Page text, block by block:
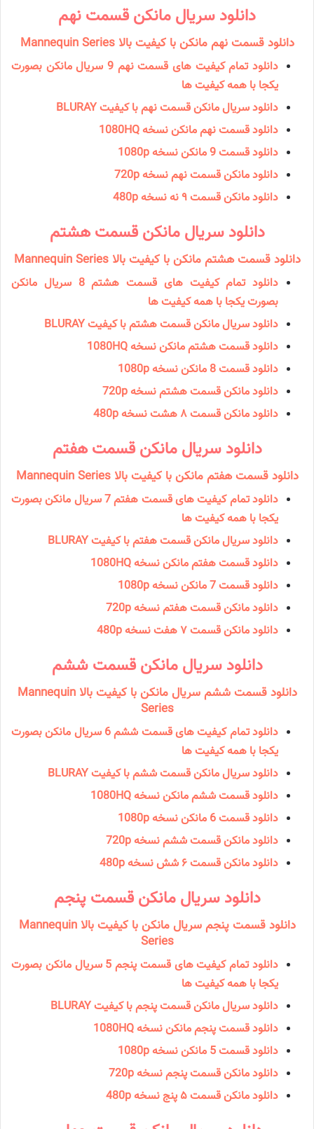
دانلود سریال مانكن قسمت نهم
دانلود قسمت نهم مانکن با کیفیت بالا Mannequin Series
دانلود تمام کیفیت های قسمت نهم 9 سریال مانکن بصورت
یکجا با همه کیفیت ها
دانلود سریال مانکن قسمت نهم با کیفیت BLURAY
دانلود قسمت نهم مانکن نسخه 1080HQ
دانلود قسمت 9 مانکن نسخه 1080p
دانلود مانکن قسمت نهم نسخه 720p
دانلود مانکن قسمت ۹ نه نسخه 480p
دانلود سریال مانكن قسمت هشتم
دانلود قسمت هشتم مانکن با کیفیت بالا Mannequin Series
دانلود تمام کیفیت های قسمت هشتم 8 سریال مانکن
بصورت یکجا با همه کیفیت ها
دانلود سریال مانکن قسمت هشتم با کیفیت BLURAY
دانلود قسمت هشتم مانکن نسخه 1080HQ
دانلود قسمت 8 مانکن نسخه 1080p
دانلود مانکن قسمت هشتم نسخه 720p
دانلود مانکن قسمت ۸ هشت نسخه 480p
دانلود سریال مانكن قسمت هفتم
دانلود قسمت هفتم مانکن با کیفیت بالا Mannequin Series
دانلود تمام کیفیت های قسمت هفتم 7 سریال مانکن بصورت
یکجا با همه کیفیت ها
دانلود سریال مانکن قسمت هفتم با کیفیت BLURAY
دانلود قسمت هفتم مانکن نسخه 1080HQ
دانلود قسمت 7 مانکن نسخه 1080p
دانلود مانکن قسمت هفتم نسخه 720p
دانلود مانکن قسمت ۷ هفت نسخه 480p
دانلود سریال مانكن قسمت ششم
دانلود قسمت ششم سریال مانکن با کیفیت بالا Mannequin
Series
دانلود تمام کیفیت های قسمت ششم 6 سریال مانکن بصورت
یکجا با همه کیفیت ها
دانلود سریال مانکن قسمت ششم با کیفیت BLURAY
دانلود قسمت ششم مانکن نسخه 1080HQ
دانلود قسمت 6 مانکن نسخه 1080p
دانلود مانکن قسمت ششم نسخه 720p
دانلود مانکن قسمت ۶ شش نسخه 480p
دانلود سریال مانكن قسمت پنجم
دانلود قسمت پنجم سریال مانکن با کیفیت بالا Mannequin
Series
دانلود تمام کیفیت های قسمت پنجم 5 سریال مانکن بصورت
یکجا با همه کیفیت ها
دانلود سریال مانکن قسمت پنجم با کیفیت BLURAY
دانلود قسمت پنجم مانکن نسخه 1080HQ
دانلود قسمت 5 مانکن نسخه 1080p
دانلود مانکن قسمت پنجم نسخه 720p
دانلود مانکن قسمت ۵ پنج نسخه 480p